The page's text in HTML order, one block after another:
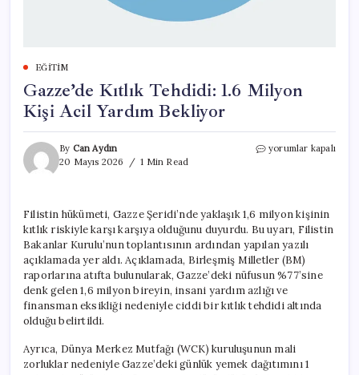
EĞITIM
Gazze’de Kıtlık Tehdidi: 1.6 Milyon
Kişi Acil Yardım Bekliyor
By Can Aydın
20 Mayıs 2026
1 Min Read
Gazze’de
Kişi
Acil
Yardım
Bekliyor
için
yorumlar kapalı
Filistin hükümeti, Gazze Şeridi’nde yaklaşık 1,6 milyon kişinin
kıtlık riskiyle karşı karşıya olduğunu duyurdu. Bu uyarı, Filistin
Bakanlar Kurulu’nun toplantısının ardından yapılan yazılı
açıklamada yer aldı. Açıklamada, Birleşmiş Milletler (BM)
raporlarına atıfta bulunularak, Gazze’deki nüfusun %77’sine
denk gelen 1,6 milyon bireyin, insani yardım azlığı ve
finansman eksikliği nedeniyle ciddi bir kıtlık tehdidi altında
olduğu belirtildi.
Ayrıca, Dünya Merkez Mutfağı (WCK) kuruluşunun mali
zorluklar nedeniyle Gazze’deki günlük yemek dağıtımını 1